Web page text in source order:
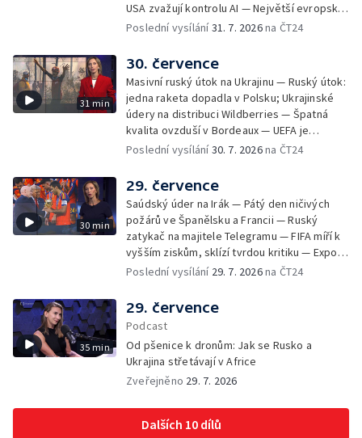
USA zvažují kontrolu AI — Největší evropské
toky vysychají
Poslední vysílání31. 7. 2026na ČT24
31 min
30. července
Masivní ruský útok na Ukrajinu — Ruský útok:
jedna raketa dopadla v Polsku; Ukrajinské
údery na distribuci Wildberries — Špatná
kvalita ovzduší v Bordeaux — UEFA je
připravená bojkotovat MS ve fotbale —
— Republikáni tvrdí, že Fauci pohrdá
Kongresem — Největší socha Panny Marie v
Evropě
Poslední vysílání30. 7. 2026na ČT24
30 min
29. července
Saúdský úder na Irák — Pátý den ničivých
požárů ve Španělsku a Francii — Ruský
zatykač na majitele Telegramu — FIFA míří k
vyšším ziskům, sklízí tvrdou kritiku — Export
ukrajinského obilí ohrožovaný Ruskem —
trochu jiná lanovka
Poslední vysílání 29. 7. 2026na ČT24
35 min
29. července
Podcast
Od pšenice k dronům: Jak se Rusko a
Ukrajina střetávají v Africe
Zveřejněno 29. 7. 2026
Dalších 10 dílů